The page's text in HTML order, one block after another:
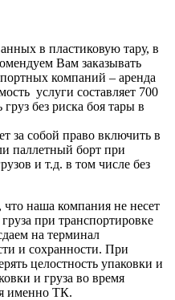
в пластиковую тару, в
Вам заказывать
компаний – аренда
услуги составляет 700
без риска боя тары в
за собой право включить в
паллетный борт при
и т.д. в том числе без
наша компания не несет
при транспортировке
на терминал
и сохранности. При
целостность упаковки и
и груза во время
именно ТК.